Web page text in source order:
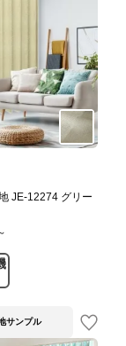
JE-12274 グリー
サンプル